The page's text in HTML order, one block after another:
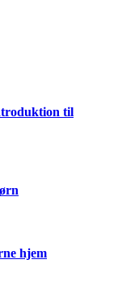
til
hjem